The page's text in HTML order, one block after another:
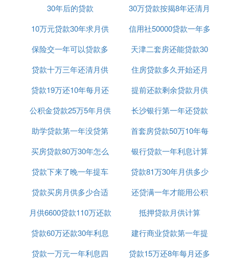
『贰』 房贷到底是20年好还是30年好
房贷选择20年还是30年，取决于个人的经济情况和规
划，没有绝对的“好”或“不好”
。
选择20年房贷期限的原因
减少利息支出：对于喜欢储蓄、不喜欢负债的人
支出。在贷款总额相同的情况下，贷款期限越
短，支付的利息总额就越少。
适应未来收入变化：对于一些未来收入可能降低
的人群，如即将退休的群体或低收入人群，选择
经济压力分散
：对于经济条件有限、收入不高的
年轻人来说，选择较长的贷款期限可以将还款压
力分散到更长的时间里，减轻每月的还款负担。
保持现金流：对于一些炒房客或懂得投资的人来
说，选择较长的贷款期限可以保持更多的现金流
30年后的贷款
30万贷款按揭8年还清月
供多少
10万元贷款30年求月供
信用社50000贷款一年多
少利息是多少
保险交一年可以贷款多
少钱
天津二套房还能贷款30
年么
贷款十万三年还清月供
多少钱
住房贷款多久开始还月
供
贷款19万还10年每月还
款怎么算
提前还款剩余贷款月供
计算器
公积金贷款25万5年月供
长沙银行第一年还贷款
利率
助学贷款第一年没贷第
二年贷麻烦吗
首套房贷款50万10年每
月还多少钱
买房贷款80万30年怎么
计算公式
银行贷款一年利息计算
贷款下来了晚一年提车
可以吗
贷款81万30年月供多少
贷款买房月供多少合适
吗
还贷满一年才能用公积
金贷款吗
月供6600贷款110万还款
25年
抵押贷款月供计算
贷款60万还款30年利息
共计多少
建行商业贷款第一年提
前还款
贷款一万元一年利息四
贷款15万还8年每月还多